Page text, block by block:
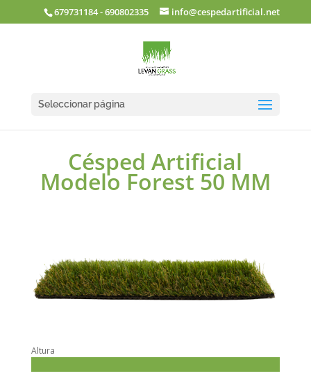
679731184 - 690802335 info@cespedartificial.net
Seleccionar página
Césped Artificial
Modelo Forest 50 MM
Altura